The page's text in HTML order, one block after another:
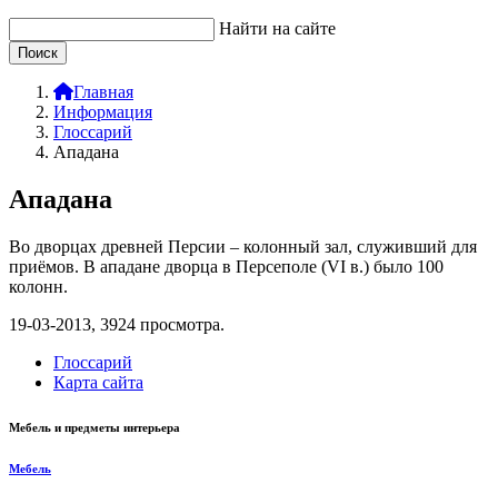
Найти на сайте
Главная
Информация
Глоссарий
Ападана
Ападана
Во дворцах древней Персии – колонный зал, служивший для
приёмов. В ападане дворца в Персеполе (VI в.) было 100
колонн.
19-03-2013, 3924 просмотра.
Глоссарий
Карта сайта
Мебель и предметы интерьера
Мебель